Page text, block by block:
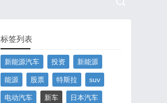
标签列表
新能源汽车 投资 新能源
能源 股票 特斯拉 suv
电动汽车 新车 日本汽车